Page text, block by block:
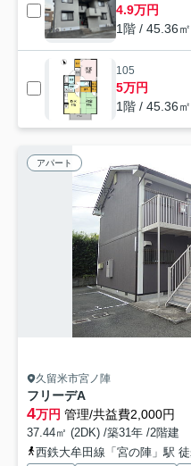
4.9万円
1階 / 45.36
105
5万円
1階 / 45.36
アパート
久留米市宮ノ陣
フリーデA
4万円 管理/共益費2,000円
37.44㎡ (2DK) /築31年 /2階建
西鉄大牟田線「宮の陣」駅